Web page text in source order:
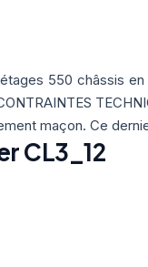
étages 550 châssis
maçon. Ce
CL3_12